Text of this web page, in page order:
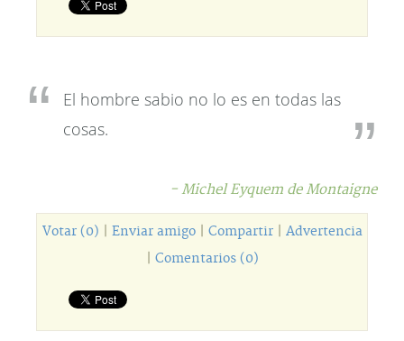
El hombre sabio no lo es en todas las
cosas.
- Michel Eyquem de Montaigne
Votar (0) Enviar amigo| Compartir| Advertencia
Comentarios (0)